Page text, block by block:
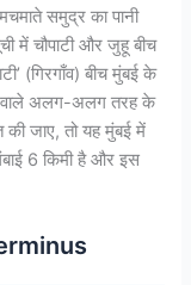
समुद्र का पानी
में चौपाटी और जुहू बीच
(गिरगाँव) बीच मुंबई के
वाले अलग-अलग तरह के
जाए, तो यह मुंबई में
6 किमी है और इस